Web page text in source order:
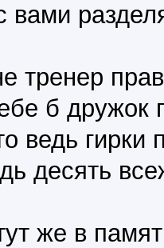
вами
тренер
б дружок
ведь гирки
десять
же в